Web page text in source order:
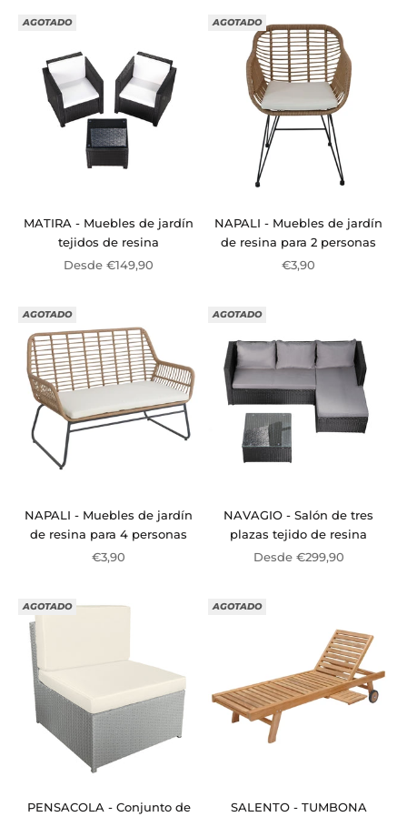
AGOTADO
MATIRA - Muebles de jardín
tejidos de resina
Precio de oferta
Desde €149,90
AGOTADO
NAPALI - Muebles de jardín
de resina para 2 personas
Precio de oferta
€3,90
AGOTADO
NAPALI - Muebles de jardín
de resina para 4 personas
Precio de oferta
€3,90
AGOTADO
NAVAGIO - Salón de tres
plazas tejido de resina
Precio de oferta
Desde €299,90
AGOTADO
PENSACOLA - Conjunto de
AGOTADO
SALENTO - TUMBONA